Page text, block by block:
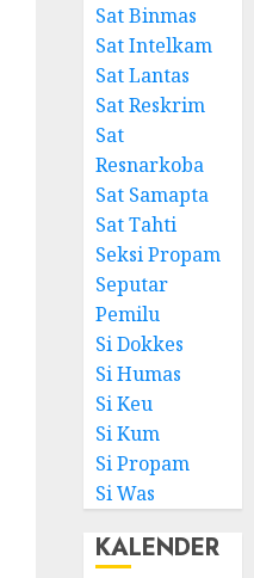
Sat Binmas
Sat Intelkam
Sat Lantas
Sat Reskrim
Sat
Resnarkoba
Sat Samapta
Sat Tahti
Seksi Propam
Seputar
Pemilu
Si Dokkes
Si Humas
Si Keu
Si Kum
Si Propam
Si Was
KALENDER